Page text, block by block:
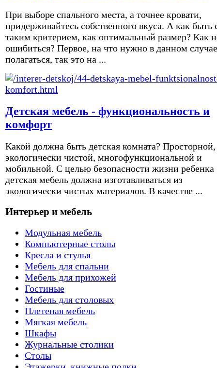
При выборе спального места, а точнее кровати,
придерживайтесь собственного вкуса. А как быть
таким критерием, как оптимальный размер? Как
ошибиться? Первое, на что нужно в данном случае
полагаться, так это на ...
Детская мебель - функциональность и
комфорт
Какой должна быть детская комната? Просторной,
экологически чистой, многофункциональной и
мобильной. С целью безопасности жизни ребенка
детская мебель должна изготавливаться из
экологически чистых материалов. В качестве ...
Интерьер и мебель
Модульная мебель
Компьютерные столы
Кресла и стулья
Мебель для спальни
Мебель для прихожей
Гостиные
Мебель для столовых
Плетеная мебель
Мягкая мебель
Шкафы
Журнальные столики
Столы